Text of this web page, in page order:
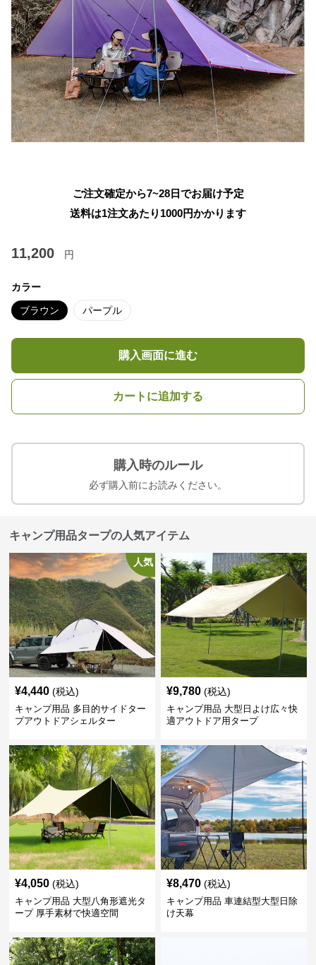
ご注文確定から7~28日でお届け予定
送料は1注文あたり 1000円かかります
11,200 円
カラー
ブラウン パープル
購入画面に進む
カートに追加する
購入時のルール
必ず購入前にお読みください。
キャンプ用品タープの人気アイテム
人気
¥4,440 (税込)
キャンプ用品 多目的サイドター
プアウトドアシェルター
¥9,780 (税込)
キャンプ用品 大型日よけ広々快
適アウトドア用タープ
¥4,050 (税込)
キャンプ用品 大型八角形遮光タ
ープ 厚手素材で快適空間
¥8,470 (税込)
キャンプ用品 車連結型大型日除
け天幕